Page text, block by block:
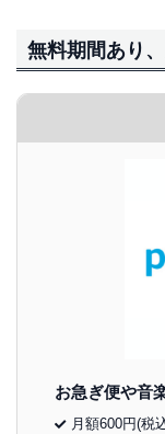
無料期間あり
お急ぎ便や音
月額600円(税